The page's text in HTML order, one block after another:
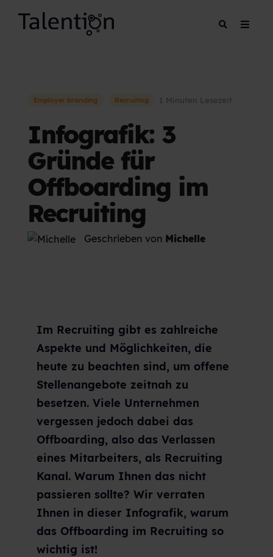
Employer branding Recruiting 1 Minuten Lesezeit
Infografik: 3
Gründe für
Offboarding im
Recruiting
Geschrieben von Michelle
Im Recruiting gibt es zahlreiche
Aspekte und Möglichkeiten, die
heute zu beachten sind, um offene
Stellenangebote zeitnah zu
besetzen. Viele Unternehmen
vergessen jedoch dabei das
Offboarding, also das Verlassen
eines Mitarbeiters, als Recruiting
Kanal. Warum Ihnen das nicht
passieren sollte? Wir verraten
Ihnen in dieser Infografik, warum
das Offboarding im Recruiting so
wichtig ist!